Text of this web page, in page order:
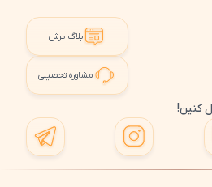
بلاگ پرش
مشاوره تحصیلی
کنین!